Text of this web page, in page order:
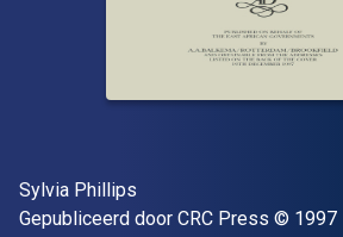
Auteur(s)
Sylvia Phillips
Uitgever
Gepubliceerd door CRC Press Copyright
© 1997